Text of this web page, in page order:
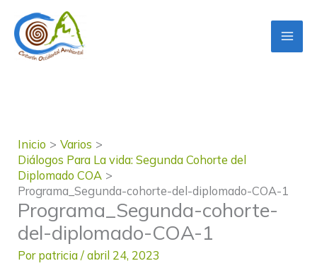
contenido
Inicio
Varios
Diálogos Para La vida: Segunda Cohorte del
Diplomado COA
Programa_Segunda-cohorte-del-diplomado-COA-1
Programa_Segunda-cohorte-
del-diplomado-COA-1
Por patricia/abril 24, 2023